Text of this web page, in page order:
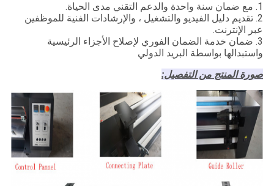
1. مع ضمان سنة واحدة والدعم التقني مدى الحياة.
2. تقديم دليل الفيديو والتشغيل ، والإرشادات الفنية للموظفين
عبر الإنترنت.
3. ضمان خدمة الضمان الفوري لإصلاح الأجزاء الرئيسية
واستبدالها بواسطة البريد الدولي
صورة المنتج من التفصيل: